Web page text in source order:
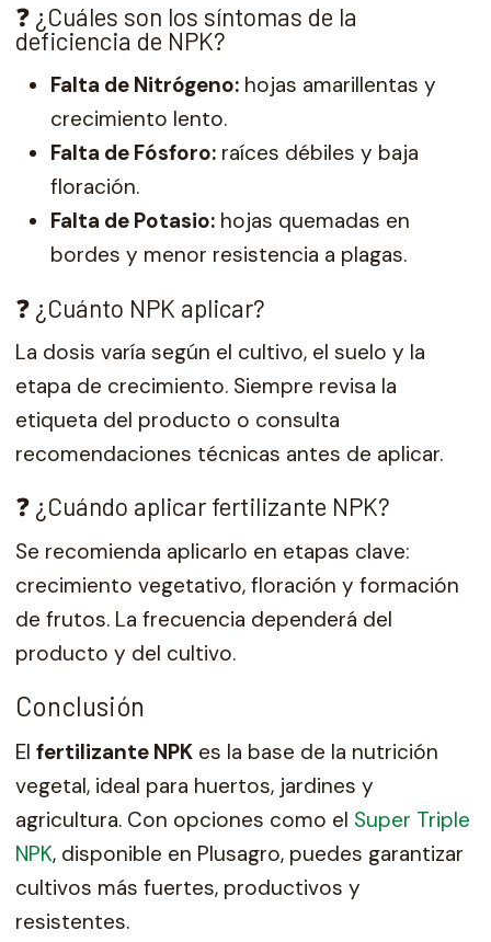
❓ ¿Cuáles son los síntomas de la
deficiencia de NPK?
Falta de Nitrógeno: hojas amarillentas y
crecimiento lento.
Falta de Fósforo: raíces débiles y baja
floración.
Falta de Potasio: hojas quemadas en
bordes y menor resistencia a plagas.
❓ ¿Cuánto NPK aplicar?
La dosis varía según el cultivo, el suelo y la
etapa de crecimiento. Siempre revisa la
etiqueta del producto o consulta
recomendaciones técnicas antes de aplicar.
❓ ¿Cuándo aplicar fertilizante NPK?
Se recomienda aplicarlo en etapas clave:
crecimiento vegetativo, floración y formación
de frutos. La frecuencia dependerá del
producto y del cultivo.
Conclusión
Elfertilizante NPK es la base de la nutrición
vegetal, ideal para huertos, jardines y
agricultura. Con opciones como el Super Triple
NPK, disponible en Plusagro, puedes garantizar
cultivos más fuertes, productivos y
resistentes.